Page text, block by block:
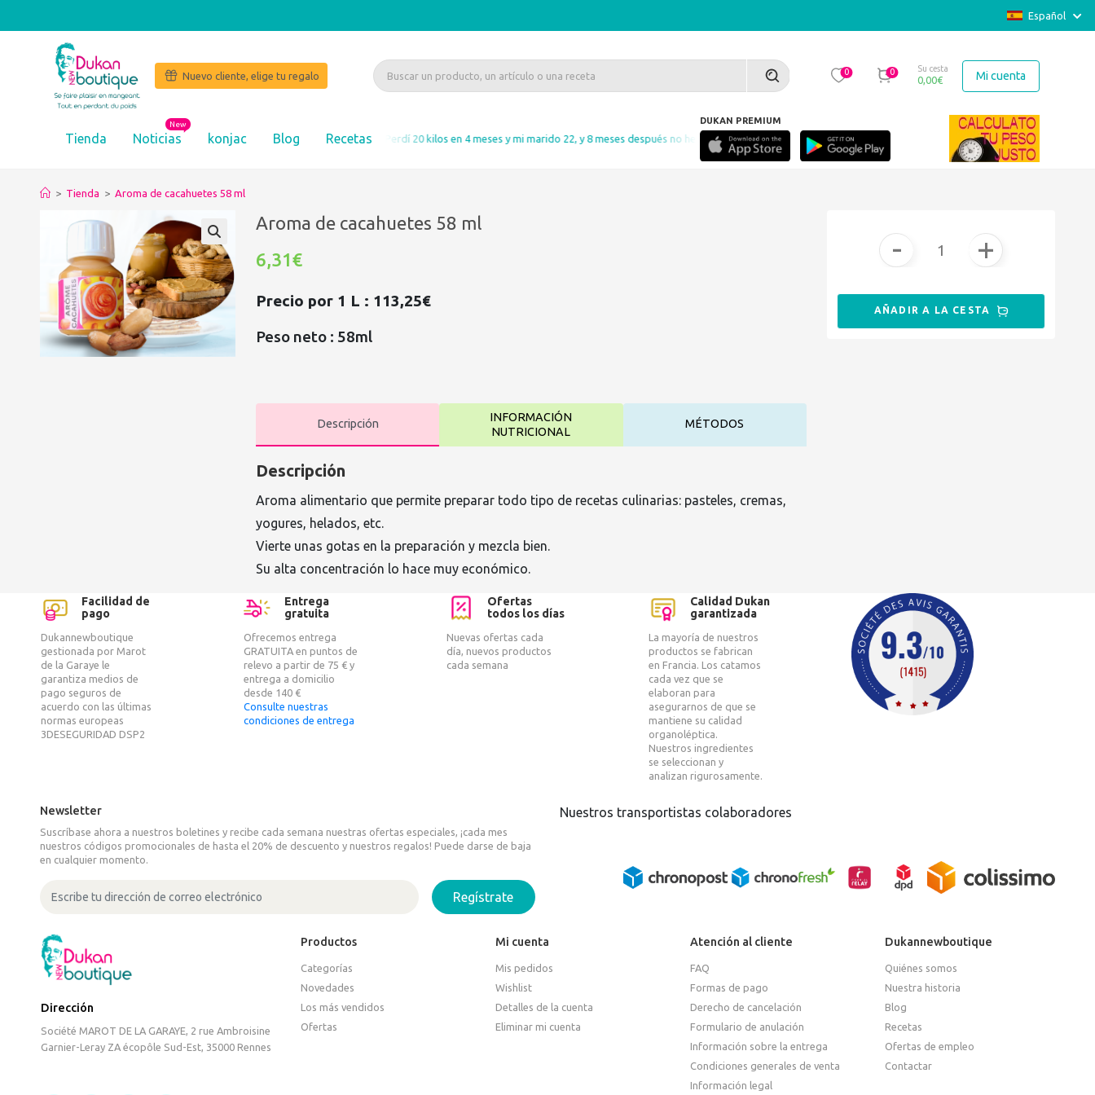
Español
Nuevo cliente, elige tu regalo 0 0 Su cesta
0,00€ Mi cuenta
Tienda Noticias
New
konjac Blog Recetas«Perdí 20 kilos en 4 meses y mi marido 22, y 8 meses después no he recuperado nada». Martine Volle MAUBEC
DUKAN PREMIUM
> Tienda > Aroma de cacahuetes 58 ml
Aroma de cacahuetes 58 ml
6,31€
Precio por 1 L : 113,25€
Peso neto : 58ml
Descripción
INFORMACIÓN
NUTRICIONAL
MÉTODOS
Descripción
Aroma alimentario que permite preparar todo tipo de recetas culinarias: pasteles, cremas,
yogures, helados, etc.
Vierte unas gotas en la preparación y mezcla bien.
Su alta concentración lo hace muy económico.
- +
AÑADIR A LA CESTA
Facilidad de
pago
Dukannewboutique
gestionada por Marot
de la Garaye le
garantiza medios de
pago seguros de
acuerdo con las últimas
normas europeas
3DESEGURIDAD DSP2
Entrega
gratuita
Ofrecemos entrega
GRATUITA en puntos de
relevo a partir de 75 € y
entrega a domicilio
desde 140 €
Consulte nuestras
condiciones de entrega
Ofertas
todos los días
Nuevas ofertas cada
día, nuevos productos
cada semana
Calidad Dukan
garantizada
La mayoría de nuestros
productos se fabrican
en Francia. Los catamos
cada vez que se
elaboran para
asegurarnos de que se
mantiene su calidad
organoléptica.
Nuestros ingredientes
se seleccionan y
analizan rigurosamente.
Newsletter
Suscríbase ahora a nuestros boletines y recibe cada semana nuestras ofertas especiales, ¡cada mes
nuestros códigos promocionales de hasta el 20% de descuento y nuestros regalos! Puede darse de baja
en cualquier momento.
Regístrate
Nuestros transportistas colaboradores
Dirección
Société MAROT DE LA GARAYE, 2 rue Ambroisine
Garnier-Leray ZA écopôle Sud-Est, 35000 Rennes
Productos
Categorías
Novedades
Los más vendidos
Ofertas
Mi cuenta
Mis pedidos
Wishlist
Detalles de la cuenta
Eliminar mi cuenta
Atención al cliente
FAQ
Formas de pago
Derecho de cancelación
Formulario de anulación
Información sobre la entrega
Condiciones generales de venta
Información legal
Dukannewboutique
Quiénes somos
Nuestra historia
Blog
Recetas
Ofertas de empleo
Contactar